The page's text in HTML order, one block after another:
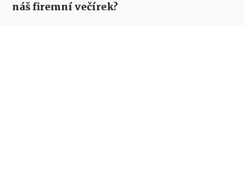
náš firemní večírek?